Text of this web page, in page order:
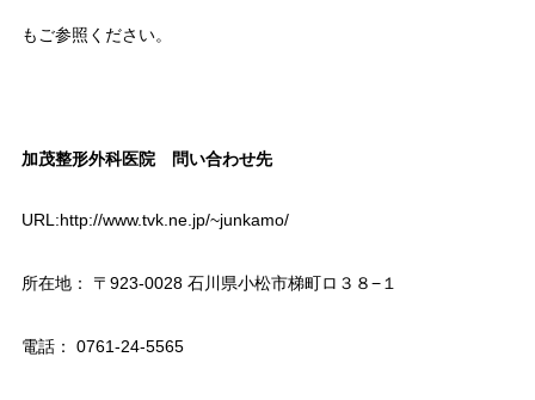
もご参照ください。
加茂整形外科医院 問い合わせ先
URL:http://www.tvk.ne.jp/~junkamo/
所在地： 〒923-0028 石川県小松市梯町ロ３８−１
電話： 0761-24-5565